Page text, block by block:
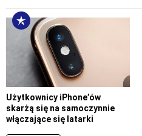
Użytkownicy iPhone’ów
skarżą się na samoczynnie
włączające się latarki